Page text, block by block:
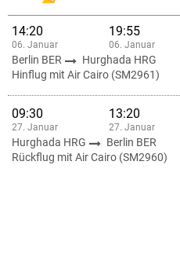
14:20
06. Januar
19:55
06. Januar
Berlin BER
Hurghada HRG
Hinflug mit Air Cairo (SM2961)
09:30
27. Januar
13:20
27. Januar
Hurghada HRG
Berlin BER
Rückflug mit Air Cairo (SM2960)